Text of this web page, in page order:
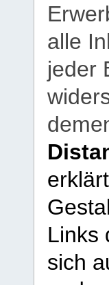
alle
jeder
Links
sich